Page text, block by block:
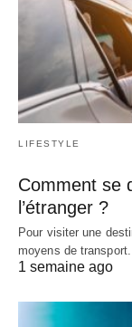
LIFESTYLE
Comment se
l’étranger ?
Pour visiter une
moyens de
1 semaine ago